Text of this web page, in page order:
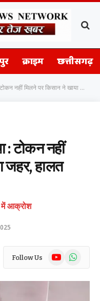
क्राइम छत्तीसगढ़
मिलने पर किसान ने खाया जहर, हालत नाजुक
: टोकन नहीं
जहर, हालत
में आक्रोश
Follow Us YouTubeWhatsApp